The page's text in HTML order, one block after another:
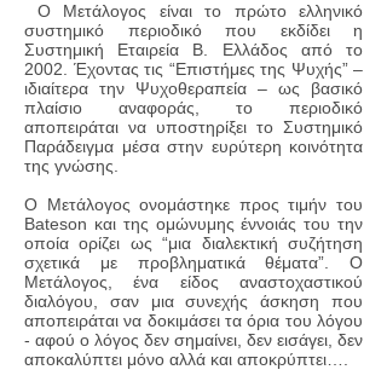
Ο Μετάλογος είναι το πρώτο ελληνικό
συστημικό περιοδικό που εκδίδει η
Συστημική Εταιρεία Β. Ελλάδος από το
2002. Έχοντας τις “Επιστήμες της Ψυχής” –
ιδιαίτερα την Ψυχοθεραπεία – ως βασικό
πλαίσιο αναφοράς, το περιοδικό
αποπειράται να υποστηρίξει το Συστημικό
Παράδειγμα μέσα στην ευρύτερη κοινότητα
της γνώσης.
Ο Μετάλογος ονομάστηκε προς τιμήν του
Bateson και της ομώνυμης έννοιάς του την
οποία ορίζει ως “μια διαλεκτική συζήτηση
σχετικά με προβληματικά θέματα”. Ο
Μετάλογος, ένα είδος αναστοχαστικού
διαλόγου, σαν μια συνεχής άσκηση που
αποπειράται να δοκιμάσει τα όρια του λόγου
- αφού ο λόγος δεν σημαίνει, δεν εισάγει, δεν
αποκαλύπτει μόνο αλλά και αποκρύπτει….